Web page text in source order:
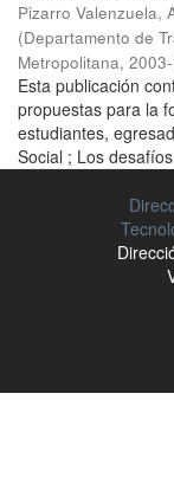
Pizarro Valenzuela,
(Departamento de
Metropolitana,
Esta publicación
propuestas para la
estudiantes,
Social ; Los